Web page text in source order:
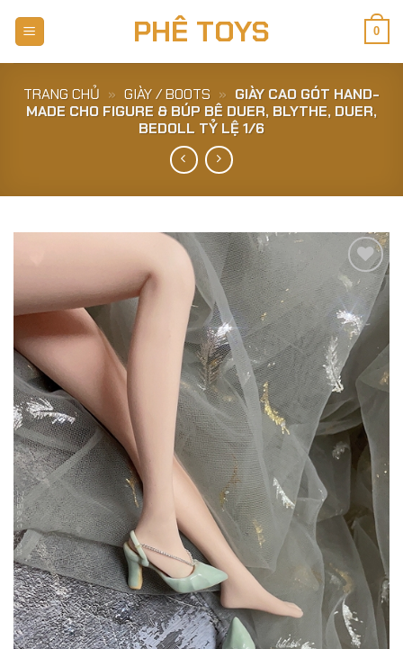
PHÊ TOYS 0
TRANG CHỦ » GIÀY / BOOTS » GIÀY CAO GÓT HAND-
MADE CHO FIGURE & BÚP BÊ DUER, BLYTHE, DUER,
BEDOLL TỶ LỆ 1/6
Add to
Wishlist